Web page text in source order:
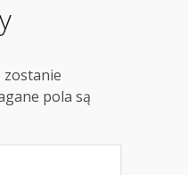
zostanie
pola są